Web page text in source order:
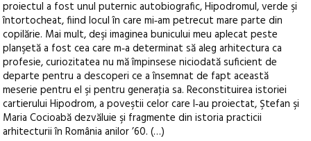
proiectul a fost unul puternic autobiografic, Hipodromul, verde şi
întortocheat, fiind locul în care mi‑am petrecut mare parte din
copilărie. Mai mult, deşi imaginea bunicului meu aplecat peste
planşetă a fost cea care m‑a determinat să aleg arhitectura ca
profesie, curiozitatea nu mă împinsese niciodată suficient de
departe pentru a descoperi ce a însemnat de fapt această
meserie pentru el şi pentru generaţia sa. Reconstituirea istoriei
cartierului Hipodrom, a poveştii celor care l‑au proiectat, Ştefan şi
Maria Cocioabă dezvăluie şi fragmente din istoria practicii
arhitecturii în România anilor ’60. (…)